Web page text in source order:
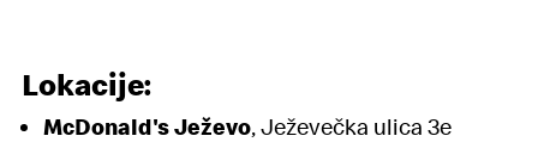
Lokacije:
McDonald's Ježevo,Ježevečka ulica 3e